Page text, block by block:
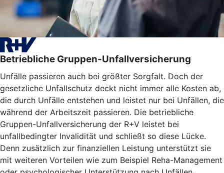
Betriebliche Gruppen-Unfallversicherung
Unfälle passieren auch bei größter Sorgfalt. Doch der
gesetzliche Unfallschutz deckt nicht immer alle Kosten ab,
die durch Unfälle entstehen und leistet nur bei Unfällen, die
während der Arbeitszeit passieren. Die betriebliche
Gruppen-Unfallversicherung der R+V leistet bei
unfallbedingter Invalidität und schließt so diese Lücke.
Denn zusätzlich zur finanziellen Leistung unterstützt sie
mit weiteren Vorteilen wie zum Beispiel Reha-Management